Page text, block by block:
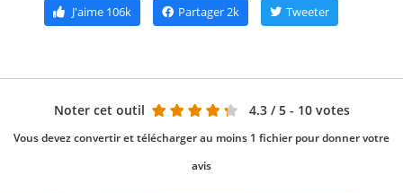
J'aime106k Partager2k Tweeter
Noter cet outil 4.3 / 5 - 10 votes
Vous devez convertir et télécharger au moins 1 fichier pour donner votre
avis